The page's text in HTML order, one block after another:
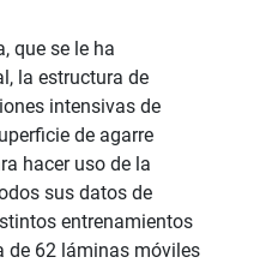
que se le ha
la estructura de
intensivas de
de agarre
hacer uso de la
sus datos de
entrenamientos
de 62 láminas móviles